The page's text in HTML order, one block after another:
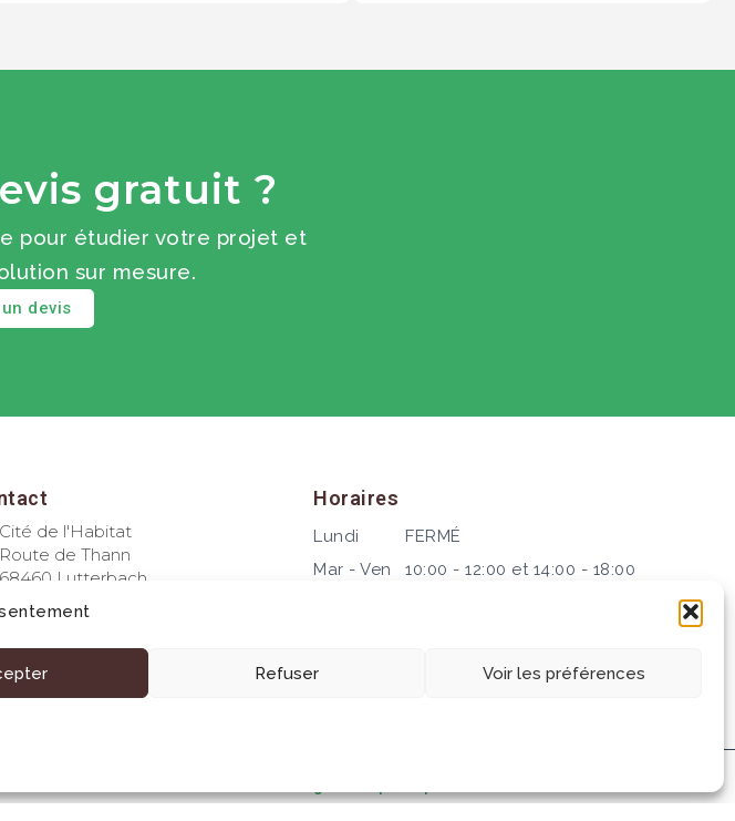
Refuser Voir les préférences
gratuit ?
pour étudier votre projet et
sur mesure.
devis
Cité de l'Habitat
Route de Thann
68460 Lutterbach
03 89 53 68 53
Horaires
Lundi
FERMÉ
Mar - Ven
10:00 - 12:00 et 14:00 - 18:00